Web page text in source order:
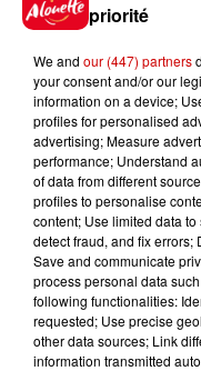
Une
pour re-
amateur de
Infos
11h01
Un
priorité
We and our (447) partners
your consent and/or our
information on a device;
profiles for personalised
advertising; Measure
performance; Understand
of data from different
profiles to personalise
content; Use limited data
detect fraud, and fix
Save and communicate
process personal data
following functionalities:
requested; Use precise
other data sources; Link
information transmitted